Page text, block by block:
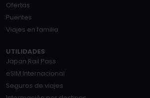
Ofertas
Puentes
Viajes en familia
UTILIDADES
Japan Rail Pass
eSIM Internacional
Seguros de viajes